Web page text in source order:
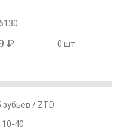
₽ 0 шт.
/ ZTD
40